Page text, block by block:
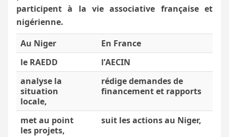
participent à la vie associative française et
nigérienne.
Au Niger
En France
le RAEDD l’AECIN
analyse la
situation
locale,
rédige demandes de
financement et rapports
met au point
les projets,
suit les actions au Niger,